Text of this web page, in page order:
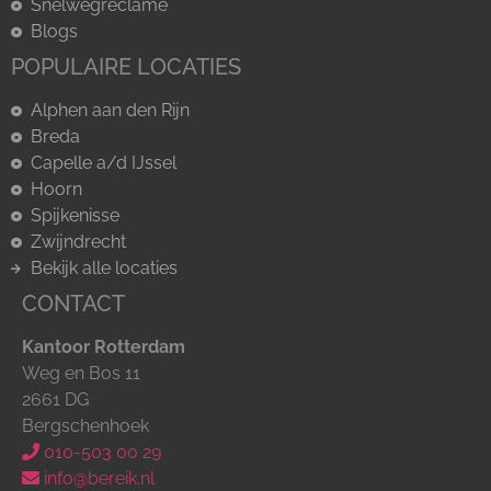
Snelwegreclame
Blogs
POPULAIRE LOCATIES
Alphen aan den Rijn
Breda
Capelle a/d IJssel
Hoorn
Spijkenisse
Zwijndrecht
Bekijk alle locaties
CONTACT
Kantoor Rotterdam
Weg en Bos 11
2661 DG
Bergschenhoek
010-503 00 29
info@bereik.nl